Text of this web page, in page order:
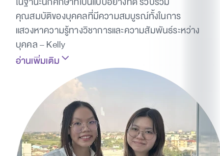
คุณสมบัติของบุคคลที่มีความสมบูรณ์ทั้งในการ
แสวงหาความรู้ทางวิชาการและความสัมพันธ์ระหว่าง
บุคคล – Kelly
อ่านเพิ่มเติม